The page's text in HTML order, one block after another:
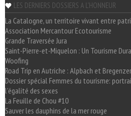
LES DERNIERS DOSSIERS A L'HONNEUR
La Catalogne, un territoire vivant entre
Association Mercantour Ecotourisme
Grande Traversée Jura
Saint-Pierre-et-Miquelon : Un Tourisme
Woofing
Road Trip en Autriche : Alpbach et
Dossier spécial Femmes du tourisme:
l'égalité des sexes
La Feuille de Chou #10
Sauver les dauphins de la mer rouge